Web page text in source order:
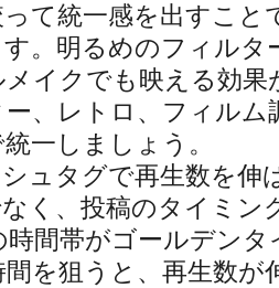
て統一感を出すこと
。明るめのフィルタ
イクでも映える効果
、レトロ、フィルム
一しましょう。
ュタグで再生数を伸
く、投稿のタイミン
時間帯がゴールデン
を狙うと、再生数